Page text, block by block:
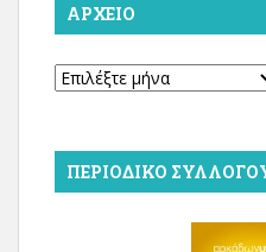
ΑΡΧΕΊΟ
Αρχείο
ΠΕΡΙΟΔΙΚΌ